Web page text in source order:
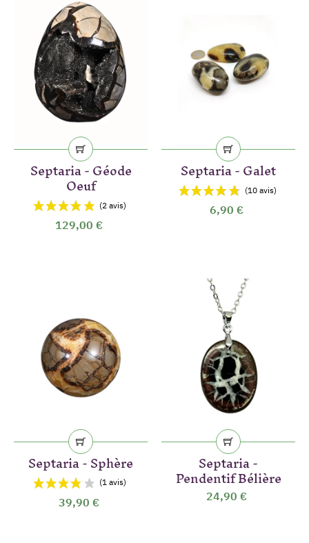
(4 avis)
Septaria - Géode
Oeuf
129,00 €
Septaria - Galet
6,90 €
Septaria - Sphère
39,90 €
Septaria -
Pendentif Bélière
24,90 €